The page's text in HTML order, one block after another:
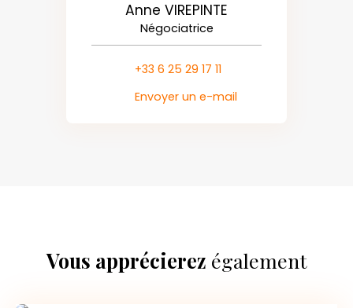
Anne VIREPINTE
Négociatrice
+33 6 25 29 17 11
Envoyer un e-mail
Vous apprécierez également